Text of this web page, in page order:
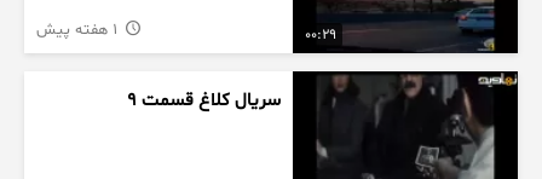
00:29
سریال کلاغ قسمت 9